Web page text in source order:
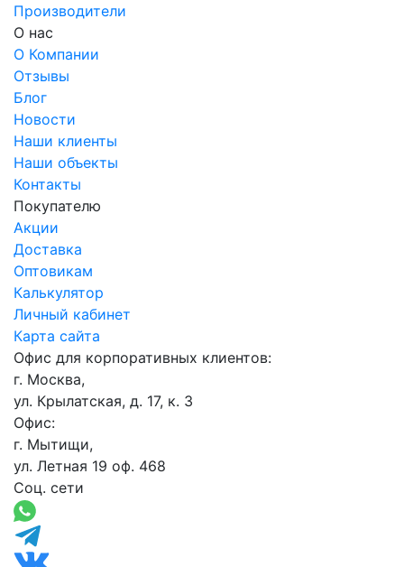
Производители
О нас
О Компании
Отзывы
Блог
Новости
Наши клиенты
Наши объекты
Контакты
Покупателю
Акции
Доставка
Оптовикам
Калькулятор
Личный кабинет
Карта сайта
Офис для корпоративных клиентов:
г. Москва,
ул. Крылатская, д. 17, к. 3
Офис:
г. Мытищи,
ул. Летная 19 оф. 468
Соц. сети